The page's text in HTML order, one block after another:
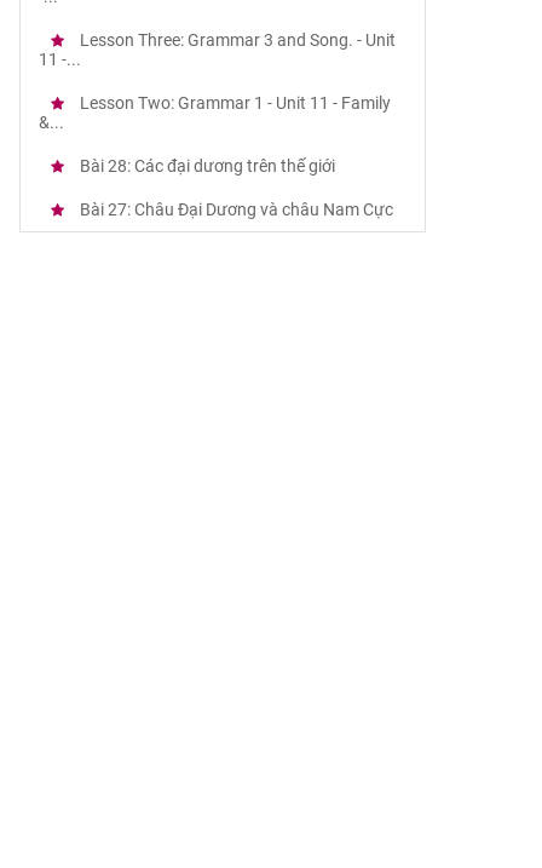
Lesson Three: Grammar 3 and Song. - Unit
11 -...
Lesson Two: Grammar 1 - Unit 11 - Family
&...
Bài 28: Các đại dương trên thế giới
Bài 27: Châu Đại Dương và châu Nam Cực